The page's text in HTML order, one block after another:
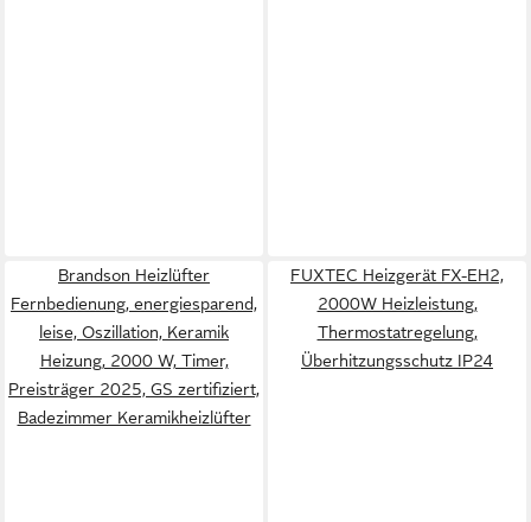
Brandson Heizlüfter
Fernbedienung, energiesparend,
leise, Oszillation, Keramik
Heizung, 2000 W, Timer,
Preisträger 2025, GS zertifiziert,
Badezimmer Keramikheizlüfter
FUXTEC Heizgerät FX-EH2,
2000W Heizleistung,
Thermostatregelung,
Überhitzungsschutz IP24